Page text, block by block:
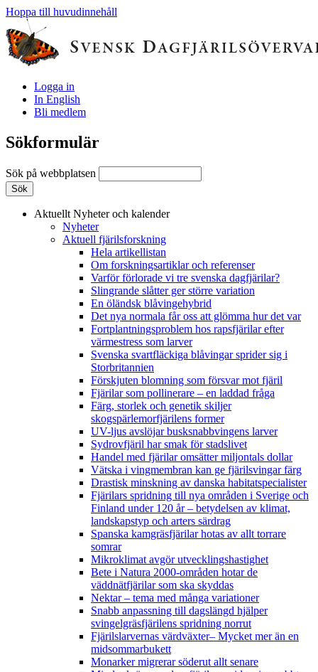
Hoppa till huvudinnehåll
Logga in
In English
Bli medlem
Sökformulär
Sök på webbplatsen
Aktuellt Nyheter och kalender
Nyheter
Aktuell fjärilsforskning
Hela artikellistan
Om forskningsartiklar och referenser
Varför förlorade vi tre svenska dagfjärilar?
Slingrande slåtter ger större variation
En öländsk blåvingehybrid
Det nya normala får oss att glömma hur det var
Fortplantningsproblem hos rapsfjärilar efter
värmestress som larver
Svenska svartfläckiga blåvingar sprider sig i
Storbritannien
Förskjuten blomning som försvar mot fjäril
Fjärilar som pollinerare – en laddad fråga
Färg, storlek och genetik skiljer
skogspärlemorfjärilens former
UV-ljus avslöjar busksnabbvingens larver
Sydrovfjäril har smak för stadslivet
Handel med fjärilar omsätter miljontals dollar
Vätska i vingmembran kan ge fjärilsvingar färg
Drastisk minskning av danska habitatspecialister
Fjärilars spridning till nya områden i Sverige och
Finland under 120 år– betydelsen av klimat,
landskapstyp och arters särdrag
Spanska kamgräsfjärilar hotas av allt torrare
somrar
Mikroklimat avgör utvecklingshastighet
Bete i Natura 2000-områden hotar de
väddnätfjärilar som ska skyddas
Nektar – tema med många variationer
Snabb anpassning till dagslängd hjälper
svingelgräsfjärilens spridning norrut
Fjärilslarvernas värdväxter– Mycket mer än en
midsommarbukett
Monarker migrerar söderut allt senare